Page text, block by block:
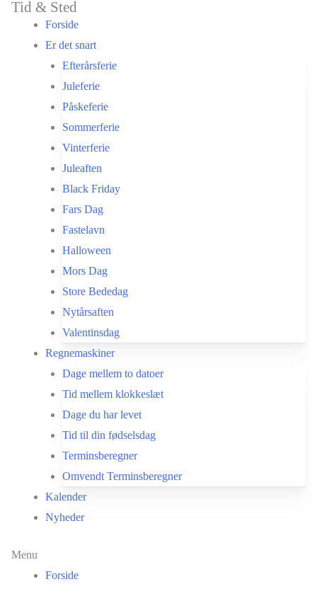
indholdet
Tid & Sted
Forside
Er det snart
Efterårsferie
Juleferie
Påskeferie
Sommerferie
Vinterferie
Juleaften
Black Friday
Fars Dag
Fastelavn
Halloween
Mors Dag
Store Bededag
Nytårsaften
Valentinsdag
Regnemaskiner
Dage mellem to datoer
Tid mellem klokkeslæt
Dage du har levet
Tid til din fødselsdag
Terminsberegner
Omvendt Terminsberegner
Kalender
Nyheder
Menu
Forside